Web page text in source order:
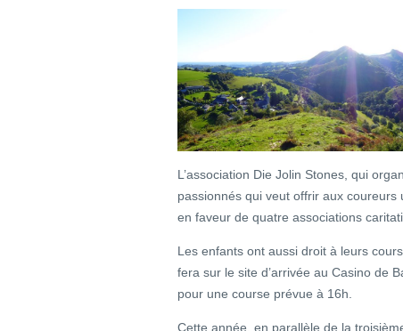
L’association Die Jolin Stones, qui
passionnés qui veut offrir aux
en faveur de quatre associations
Les enfants ont aussi droit à leurs
fera sur le site d’arrivée au Casino de
pour une course prévue à 16h.
Cette année, en parallèle de la